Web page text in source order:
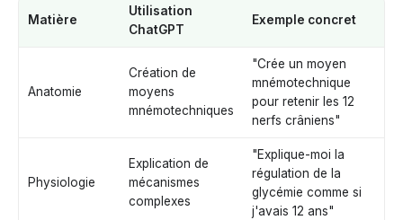
Matière
Utilisation
ChatGPT
Exemple concret
Anatomie
Création de
moyens
mnémotechniques
"Crée un moyen
mnémotechnique
pour retenir les 12
nerfs crâniens"
Physiologie
Explication de
mécanismes
complexes
"Explique-moi la
régulation de la
glycémie comme si
j'avais 12 ans"